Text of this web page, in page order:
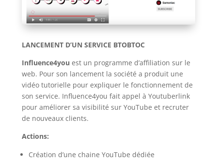
LANCEMENT D’UN SERVICE BTOBTOC
Influence4you est un programme d’affiliation sur le
web. Pour son lancement la société a produit une
vidéo tutorielle pour expliquer le fonctionnement de
son service. Influence4you fait appel à Youtuberlink
pour améliorer sa visibilité sur YouTube et recruter
de nouveaux clients.
Actions:
Création d’une chaine YouTube dédiée